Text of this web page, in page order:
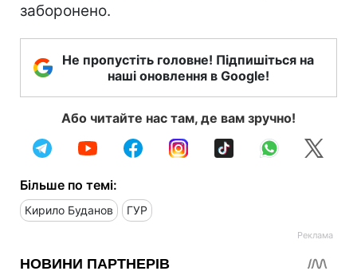
заборонено.
Не пропустіть головне! Підпишіться на
наші оновлення в Google!
Або читайте нас там, де вам зручно!
Більше по темі:
Кирило Буданов ГУР